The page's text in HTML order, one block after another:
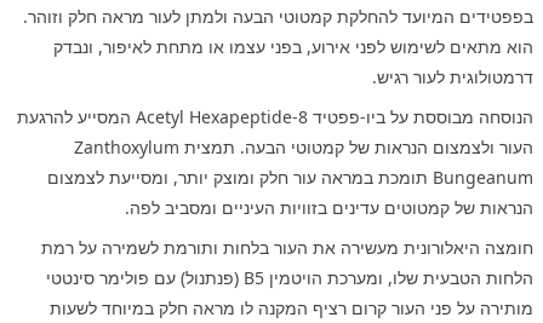
בפפטידים המיועד להחלקת קמטוטי הבעה ולמתן לעור מראה חלק וזוהר.
הוא מתאים לשימוש לפני אירוע, בפני עצמו או מתחת לאיפור, ונבדק
דרמטולוגית לעור רגיש.
הנוסחה מבוססת על ביו-פפטיד Acetyl Hexapeptide-8 המסייע להרגעת
העור ולצמצום הנראות של קמטוטי הבעה. תמצית Zanthoxylum
Bungeanum תומכת במראה עור חלק ומוצק יותר, ומסייעת לצמצום
הנראות של קמטוטים עדינים בזוויות העיניים ומסביב לפה.
חומצה היאלורונית מעשירה את העור בלחות ותורמת לשמירה על רמת
הלחות הטבעית שלו, ומערכת הויטמין B5 (פנתנול) עם פולימר סינטטי
מותירה על פני העור קרום רציף המקנה לו מראה חלק במיוחד לשעות